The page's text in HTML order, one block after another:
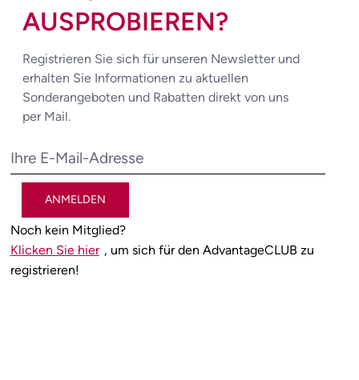
AUSPROBIEREN?
Registrieren Sie sich für unseren Newsletter und
erhalten Sie Informationen zu aktuellen
Sonderangeboten und Rabatten direkt von uns
per Mail.
ANMELDEN
Noch kein Mitglied?
Klicken Sie hier , um sich für den AdvantageCLUB zu
registrieren!